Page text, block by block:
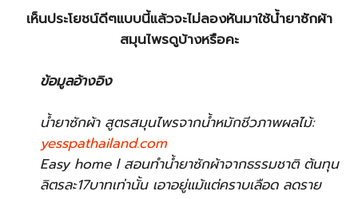
เห็นประโยชน์ดีๆแบบนี้แล้วจะไม่ลองหันมาใช้น้ำยาซักผ้า
สมุนไพรดูบ้างหรือคะ
ข้อมูลอ้างอิง
น้ำยาซักผ้า สูตรสมุนไพรจากน้ำหมักชีวภาพผลไม้:
yesspathailand.com
Easy home l สอนทำน้ำยาซักผ้าจากธรรมชาติ ต้นทุน
ลิตรละ17บาทเท่านั้น เอาอยู่แม้แต่คราบเลือด ลดราย